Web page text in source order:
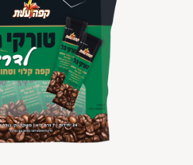
to navigate search results.